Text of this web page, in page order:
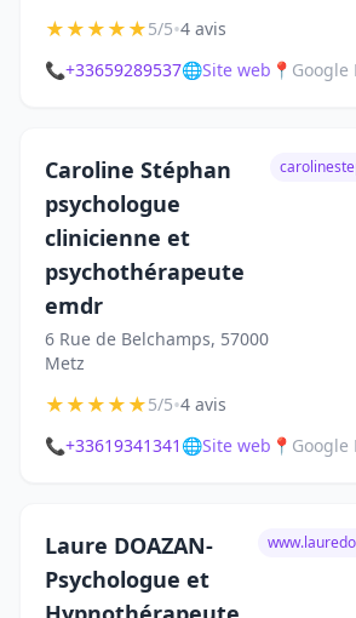
★★★★★5/5•4 avis
📞+33659289537🌐Site web 📍 Google
Caroline Stéphan
psychologue
clinicienne et
psychothérapeute
emdr
6 Rue de Belchamps, 57000
Metz
★★★★★5/5•4 avis
📞+33619341341 🌐Site web 📍 Google
Laure DOAZAN-
Psychologue et